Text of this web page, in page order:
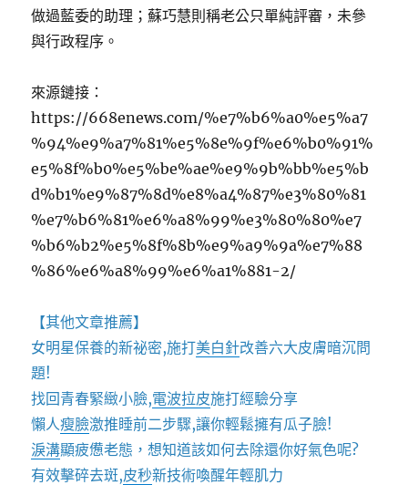
做過藍委的助理；蘇巧慧則稱老公只單純評審，未參
與行政程序。
來源鏈接：
https://668enews.com/%e7%b6%a0%e5%a7
%94%e9%a7%81%e5%8e%9f%e6%b0%91%
e5%8f%b0%e5%be%ae%e9%9b%bb%e5%b
d%b1%e9%87%8d%e8%a4%87%e3%80%81
%e7%b6%81%e6%a8%99%e3%80%80%e7
%b6%b2%e5%8f%8b%e9%a9%9a%e7%88
%86%e6%a8%99%e6%a1%881-2/
【其他文章推薦】
女明星保養的新祕密,施打美白針改善六大皮膚暗沉問
題!
找回青春緊緻小臉,電波拉皮施打經驗分享
懶人瘦臉激推睡前二步驟,讓你輕鬆擁有瓜子臉!
淚溝顯疲憊老態，想知道該如何去除還你好氣色呢?
有效擊碎去斑,皮秒新技術喚醒年輕肌力